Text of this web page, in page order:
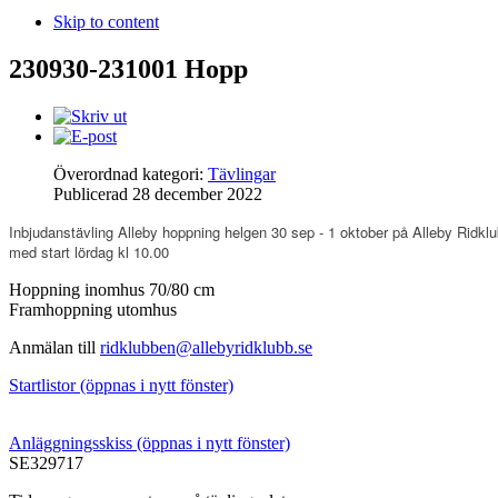
Skip to content
230930-231001 Hopp
Överordnad kategori: Tävlingar
Publicerad 28 december 2022
Inbjudanstävling Alleby hoppning helgen 30 sep - 1 oktober på Alleby
med start lördag kl 10.00
Hoppning inomhus 70/80 cm
Framhoppning utomhus
Anmälan till ridklubben@allebyridklubb.se
Startlistor (öppnas i nytt fönster)
Anläggningsskiss (öppnas i nytt fönster)
SE329717